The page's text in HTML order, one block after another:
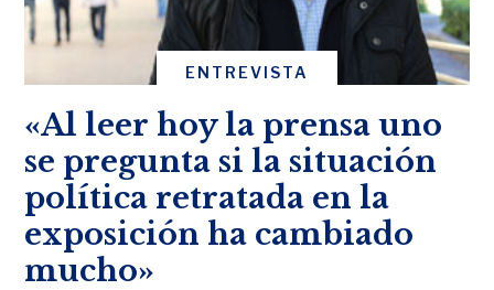
ENTREVISTA
«Al leer hoy la prensa uno
se pregunta si la situación
política retratada en la
exposición ha cambiado
mucho»